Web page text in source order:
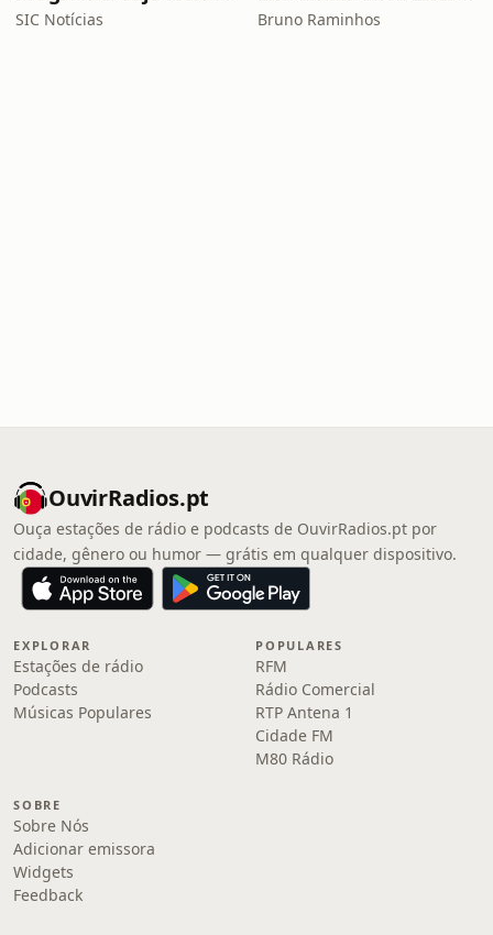
SIC Notícias Bruno Raminhos
OuvirRadios.pt
Ouça estações de rádio e podcasts de OuvirRadios.pt por
cidade, gênero ou humor — grátis em qualquer dispositivo.
EXPLORAR
Estações de rádio
Podcasts
Músicas Populares
POPULARES
RFM
Rádio Comercial
RTP Antena 1
Cidade FM
M80 Rádio
SOBRE
Sobre Nós
Adicionar emissora
Widgets
Feedback